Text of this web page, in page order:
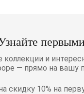
и
— прямо на вашу
скидку 10% на